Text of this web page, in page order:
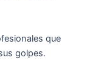
que
golpes.